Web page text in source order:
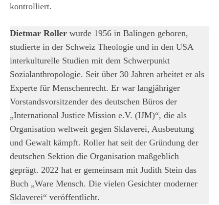
kontrolliert.
Dietmar Roller wurde 1956 in Balingen geboren,
studierte in der Schweiz Theologie und in den USA
interkulturelle Studien mit dem Schwerpunkt
Sozialanthropologie. Seit über 30 Jahren arbeitet er als
Experte für Menschenrecht. Er war langjähriger
Vorstandsvorsitzender des deutschen Büros der
„International Justice Mission e.V. (IJM)“, die als
Organisation weltweit gegen Sklaverei, Ausbeutung
und Gewalt kämpft. Roller hat seit der Gründung der
deutschen Sektion die Organisation maßgeblich
geprägt. 2022 hat er gemeinsam mit Judith Stein das
Buch „Ware Mensch. Die vielen Gesichter moderner
Sklaverei“ veröffentlicht.